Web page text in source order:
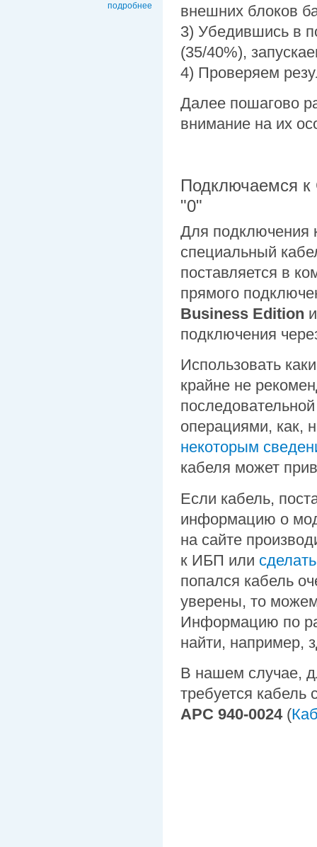
подробнее
внешних блоков
3) Убедившись в
(35/40%),
4) Проверяем
Далее пошагово
внимание на их
Подключаемся к
"0"
Для подключения
специальный
поставляется в
прямого
Business Edition
подключения
Использовать
крайне не
операциями, как,
некоторым
кабеля может
Если кабель,
информацию о
на сайте
к ИБП или
попался кабель
уверены, то
Информацию по
найти, например,
В нашем случае,
требуется
APC 940-0024 (